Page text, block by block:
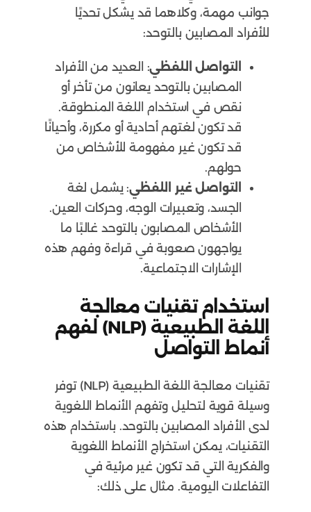
جوانب مهمة، وكلاهما قد يشكل تحديًا
للأفراد المصابين بالتوحد:
التواصل اللفظي: العديد من الأفراد
المصابين بالتوحد يعانون من تأخر أو
نقص في استخدام اللغة المنطوقة.
قد تكون لغتهم أحادية أو مكررة، وأحيانًا
قد تكون غير مفهومة للأشخاص من
حولهم.
التواصل غير اللفظي: يشمل لغة
الجسد، وتعبيرات الوجه، وحركات العين.
الأشخاص المصابون بالتوحد غالبًا ما
يواجهون صعوبة في قراءة وفهم هذه
الإشارات الاجتماعية.
استخدام تقنيات معالجة
اللغة الطبيعية (NLP) لفهم
أنماط التواصل
تقنيات معالجة اللغة الطبيعية (NLP) توفر
وسيلة قوية لتحليل وتفهم الأنماط اللغوية
لدى الأفراد المصابين بالتوحد. باستخدام هذه
التقنيات، يمكن استخراج الأنماط اللغوية
والفكرية التي قد تكون غير مرئية في
التفاعلات اليومية. مثال على ذلك: